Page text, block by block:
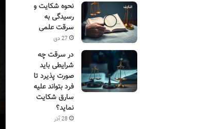
نحوه شکایت و
رسیدگی به
سرقت علمی
27 دی
در سرقت چه
شرایطی باید
صورت پذیرد تا
فرد بتواند علیه
سارق شکایت
نماید؟
28 آذر